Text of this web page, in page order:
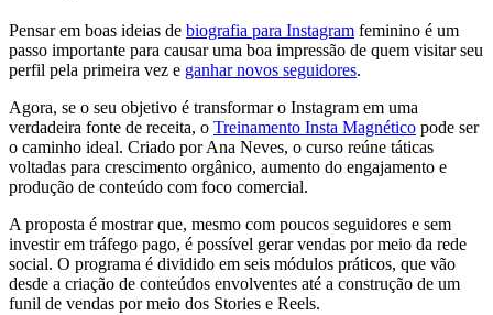
Pensar em boas ideias de biografia para Instagram feminino é um
passo importante para causar uma boa impressão de quem visitar seu
perfil pela primeira vez e ganhar novos seguidores.
Agora, se o seu objetivo é transformar o Instagram em uma
verdadeira fonte de receita, o Treinamento Insta Magnético pode ser
o caminho ideal. Criado por Ana Neves, o curso reúne táticas
voltadas para crescimento orgânico, aumento do engajamento e
produção de conteúdo com foco comercial.
A proposta é mostrar que, mesmo com poucos seguidores e sem
investir em tráfego pago, é possível gerar vendas por meio da rede
social. O programa é dividido em seis módulos práticos, que vão
desde a criação de conteúdos envolventes até a construção de um
funil de vendas por meio dos Stories e Reels.